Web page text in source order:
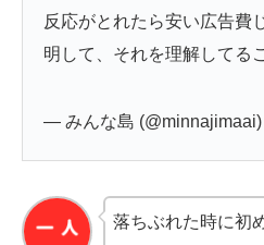
反応がとれたら安い広告費
明して、それを理解してる
— みんな島 (@minnajimaai)
落ちぶれた時に初